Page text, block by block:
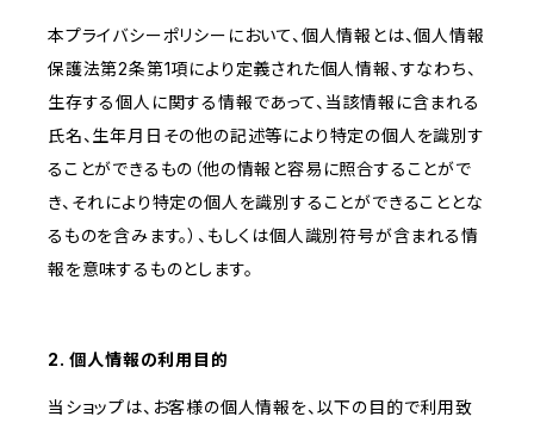
本プライバシーポリシーにおいて、個人情報とは、個人情報
保護法第2条第1項により定義された個人情報、すなわち、
生存する個人に関する情報であって、当該情報に含まれる
氏名、生年月日その他の記述等により特定の個人を識別す
ることができるもの（他の情報と容易に照合することがで
き、それにより特定の個人を識別することができることとな
るものを含みます。）、もしくは個人識別符号が含まれる情
報を意味するものとします。
2. 個人情報の利用目的
当ショップは、お客様の個人情報を、以下の目的で利用致